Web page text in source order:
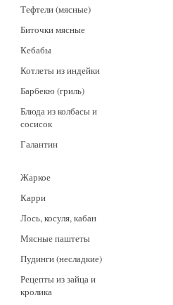
Тефтели (мясные)
Биточки мясные
Кебабы
Котлеты из индейки
Барбекю (гриль)
Блюда из колбасы и
сосисок
Галантин
Жаркое
Карри
Лось, косуля, кабан
Мясные паштеты
Пудинги (несладкие)
Рецепты из зайца и
кролика